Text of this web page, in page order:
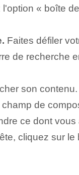
« boîte
Faites défiler
de recherche
son contenu.
de
ce dont
cliquez sur